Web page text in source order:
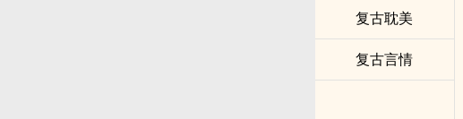
复古耽美
复古言情